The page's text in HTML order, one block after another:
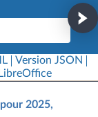
Version JSON
2025,